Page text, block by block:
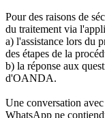
Pour des raisons de
du traitement via
a) l'assistance lors du
des étapes de la
b) la réponse aux
d'OANDA.
Une conversation
WhatsApp ne